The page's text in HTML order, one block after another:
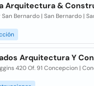
Arquitectura &
Bernardo | San Bernardo |
Arquitectura Y
420 Of. 91 Concepcion |